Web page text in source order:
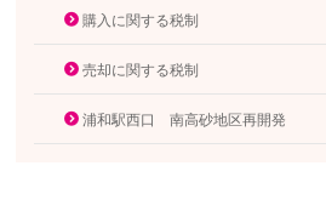
購入に関する税制
売却に関する税制
浦和駅西口 南高砂地区再開発